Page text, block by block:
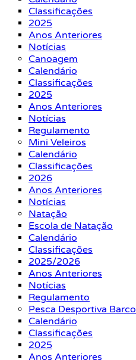
Classificações
2025
Anos Anteriores
Notícias
Canoagem
Calendário
Classificações
2025
Anos Anteriores
Notícias
Regulamento
Mini Veleiros
Calendário
Classificações
2026
Anos Anteriores
Notícias
Natação
Escola de Natação
Calendário
Classificações
2025/2026
Anos Anteriores
Notícias
Regulamento
Pesca Desportiva Barco
Calendário
Classificações
2025
Anos Anteriores